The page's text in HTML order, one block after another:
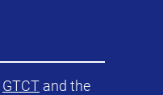
GTCT and the